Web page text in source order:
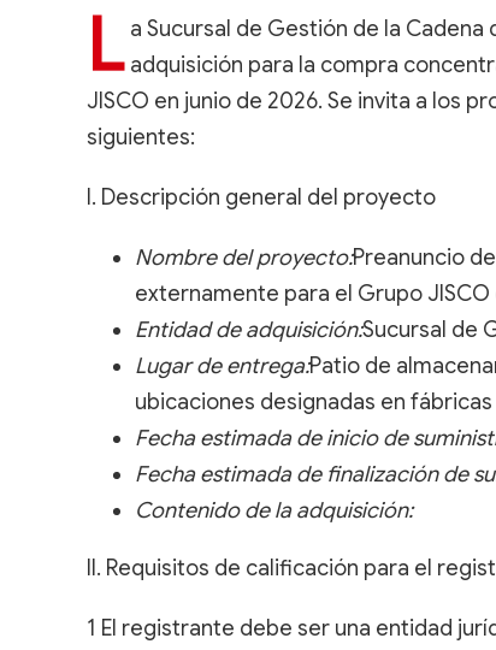
L a Sucursal de Gestión de la
adquisición para la compra
JISCO en junio de 2026. Se invita a los
siguientes:
I. Descripción general del proyecto
Nombre del proyecto:Preanuncio
externamente para el Grupo JISCO
Entidad de adquisición:Sucursal de
Lugar de entrega:Patio de
ubicaciones designadas en fábricas
Fecha estimada de inicio de
Fecha estimada de finalización de
Contenido de la adquisición:
II. Requisitos de calificación para el
1 El registrante debe ser una entidad